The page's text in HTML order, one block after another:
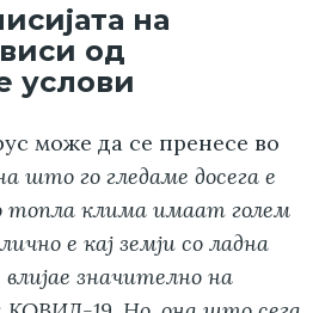
на
од
услови
може да се пренесе во
што го гледаме досега е
топла клима имаат голем
е кај земји со ладна
значително на